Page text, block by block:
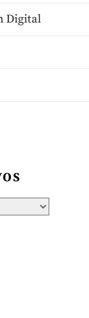
Digital